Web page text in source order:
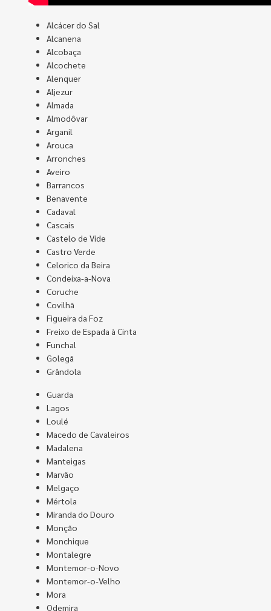
Alcácer do Sal
Alcanena
Alcobaça
Alcochete
Alenquer
Aljezur
Almada
Almodôvar
Arganil
Arouca
Arronches
Aveiro
Barrancos
Benavente
Cadaval
Cascais
Castelo de Vide
Castro Verde
Celorico da Beira
Condeixa-a-Nova
Coruche
Covilhã
Figueira da Foz
Freixo de Espada à Cinta
Funchal
Golegã
Grândola
Guarda
Lagos
Loulé
Macedo de Cavaleiros
Madalena
Manteigas
Marvão
Melgaço
Mértola
Miranda do Douro
Monção
Monchique
Montalegre
Montemor-o-Novo
Montemor-o-Velho
Mora
Odemira